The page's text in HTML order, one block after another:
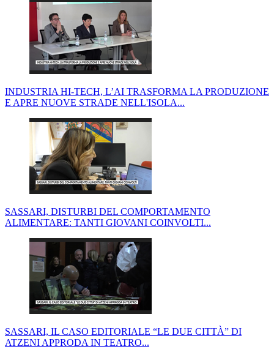
INDUSTRIA HI-TECH, L’AI TRASFORMA LA PRODUZIONE
E APRE NUOVE STRADE NELL'ISOLA...
SASSARI, DISTURBI DEL COMPORTAMENTO
ALIMENTARE: TANTI GIOVANI COINVOLTI...
SASSARI, IL CASO EDITORIALE “LE DUE CITTÀ” DI
ATZENI APPRODA IN TEATRO...